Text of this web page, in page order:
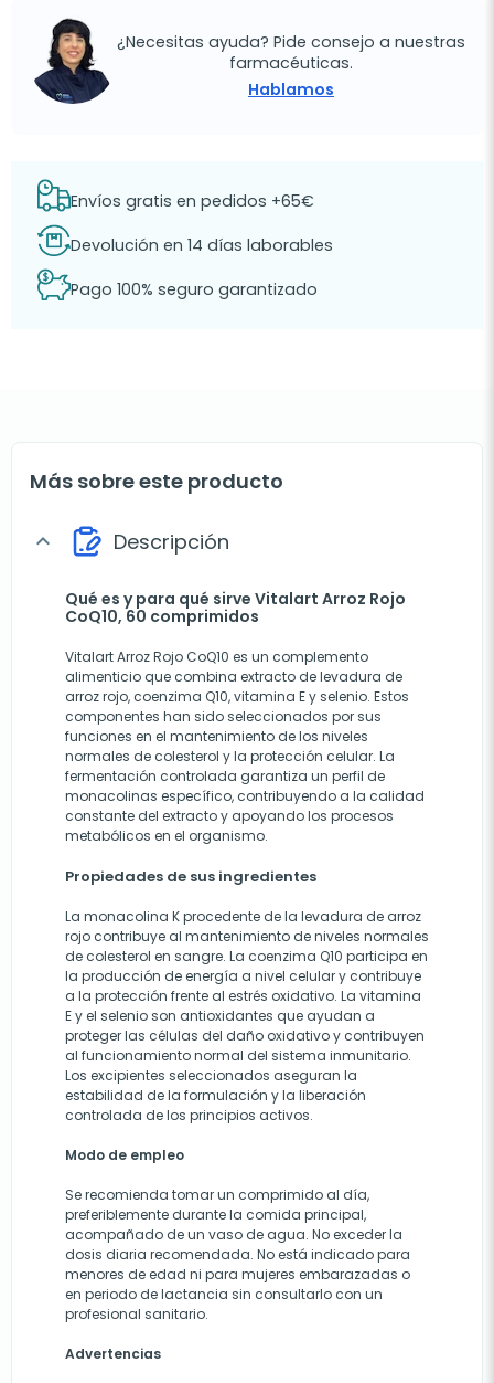
¿Necesitas ayuda? Pide consejo a nuestras
farmacéuticas.
Hablamos
Envíos gratis en pedidos +65€
Devolución en 14 días laborables
Pago 100% seguro garantizado
Más sobre este producto
expand_more Descripción
Qué es y para qué sirve Vitalart Arroz Rojo
CoQ10, 60 comprimidos
Vitalart Arroz Rojo CoQ10 es un complemento
alimenticio que combina extracto de levadura de
arroz rojo, coenzima Q10, vitamina E y selenio. Estos
componentes han sido seleccionados por sus
funciones en el mantenimiento de los niveles
normales de colesterol y la protección celular. La
fermentación controlada garantiza un perfil de
monacolinas específico, contribuyendo a la calidad
constante del extracto y apoyando los procesos
metabólicos en el organismo.
Propiedades de sus ingredientes
La monacolina K procedente de la levadura de arroz
rojo contribuye al mantenimiento de niveles normales
de colesterol en sangre. La coenzima Q10 participa en
la producción de energía a nivel celular y contribuye
a la protección frente al estrés oxidativo. La vitamina
E y el selenio son antioxidantes que ayudan a
proteger las células del daño oxidativo y contribuyen
al funcionamiento normal del sistema inmunitario.
Los excipientes seleccionados aseguran la
estabilidad de la formulación y la liberación
controlada de los principios activos.
Modo de empleo
Se recomienda tomar un comprimido al día,
preferiblemente durante la comida principal,
acompañado de un vaso de agua. No exceder la
dosis diaria recomendada. No está indicado para
menores de edad ni para mujeres embarazadas o
en periodo de lactancia sin consultarlo con un
profesional sanitario.
Advertencias